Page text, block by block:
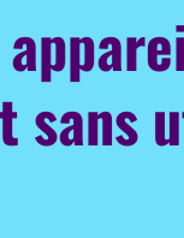
sans